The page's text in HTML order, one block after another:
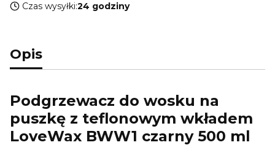
Czas wysyłki:24 godziny
Opis
Podgrzewacz do wosku na
puszkę z teflonowym wkładem
LoveWax BWW1 czarny 500 ml